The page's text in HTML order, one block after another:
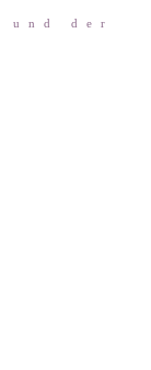
und der